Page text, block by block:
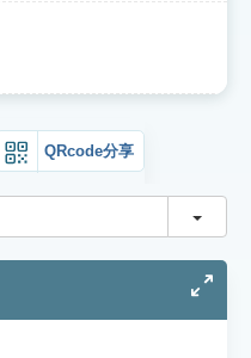
QRcode分享
切換